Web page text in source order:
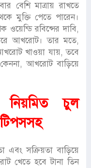
বেশি মাত্রায় রাখতে
মুক্তি পেতে পারেন।
ওয়েন্ডি রবিন্সের দাবি,
আখরোট। তার মতে,
খাওয়া যায়, তবে
আখরোট বাড়িয়ে
নিয়মিত চুল
এবং সক্রিয়তা বাড়িয়ে
খেতে হবে টানা তিন